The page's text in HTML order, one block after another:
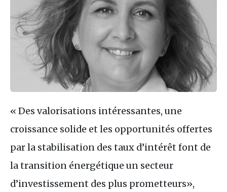
​​​​​​​« Des valorisations intéressantes, une
croissance solide et les opportunités offertes
par la stabilisation des taux d’intérêt font de
la transition énergétique un secteur
d’investissement des plus prometteurs»,